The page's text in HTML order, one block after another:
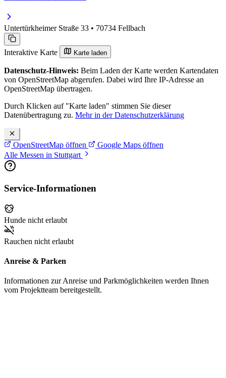
Untertürkheimer Straße 33 • 70734 Fellbach
Interaktive Karte Karte laden
Datenschutz-Hinweis: Beim Laden der Karte werden Kartendaten
von OpenStreetMap abgerufen. Dabei wird Ihre IP-Adresse an
OpenStreetMap übertragen.
Durch Klicken auf "Karte laden" stimmen Sie dieser
Datenübertragung zu. Mehr in der Datenschutzerklärung
OpenStreetMap öffnen
Google Maps öffnen
Alle Messen in Stuttgart
Service-Informationen
Hunde nicht erlaubt
Rauchen nicht erlaubt
Anreise & Parken
Informationen zur Anreise und Parkmöglichkeiten werden Ihnen
vom Projektteam bereitgestellt.